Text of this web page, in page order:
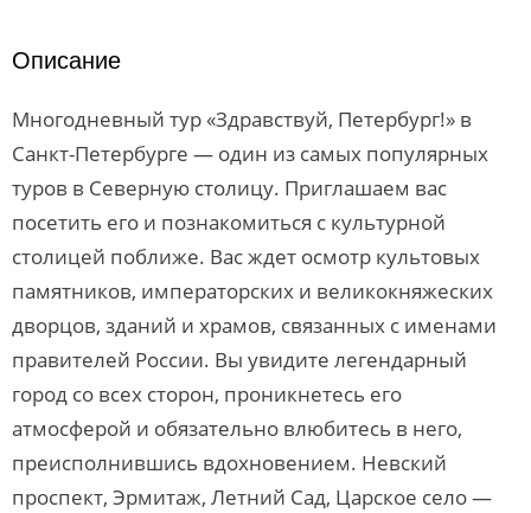
Описание
Многодневный тур «Здравствуй, Петербург!» в
Санкт-Петербурге — один из самых популярных
туров в Северную столицу. Приглашаем вас
посетить его и познакомиться с культурной
столицей поближе. Вас ждет осмотр культовых
памятников, императорских и великокняжеских
дворцов, зданий и храмов, связанных с именами
правителей России. Вы увидите легендарный
город со всех сторон, проникнетесь его
атмосферой и обязательно влюбитесь в него,
преисполнившись вдохновением. Невский
проспект, Эрмитаж, Летний Сад, Царское село —